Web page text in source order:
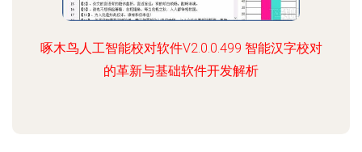
啄木鸟人工智能校对软件V2.0.0.499 智能汉字校对
的革新与基础软件开发解析